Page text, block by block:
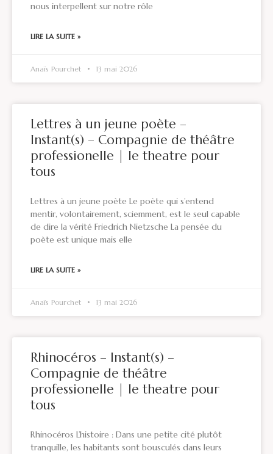
nous interpellent sur notre rôle
LIRE LA SUITE »
Anaïs Pourchet 13 mai 2026
Lettres à un jeune poète –
Instant(s) – Compagnie de théâtre
professionelle | le theatre pour
tous
Lettres à un jeune poète Le poète qui s’entend
mentir, volontairement, sciemment, est le seul capable
de dire la vérité Friedrich Nietzsche La pensée du
poète est unique mais elle
LIRE LA SUITE »
Anaïs Pourchet 13 mai 2026
Rhinocéros – Instant(s) –
Compagnie de théâtre
professionelle | le theatre pour
tous
Rhinocéros L’histoire : Dans une petite cité plutôt
tranquille, les habitants sont bousculés dans leurs